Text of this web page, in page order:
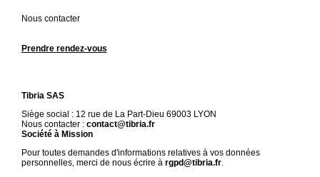
Nous contacter
Prendre rendez-vous
Tibria SAS
Siège social : 12 rue de La Part-Dieu 69003 LYON
Nous contacter : contact@tibria.fr
Société à Mission
Pour toutes demandes d'informations relatives à vos données
personnelles, merci de nous écrire à rgpd@tibria.fr.